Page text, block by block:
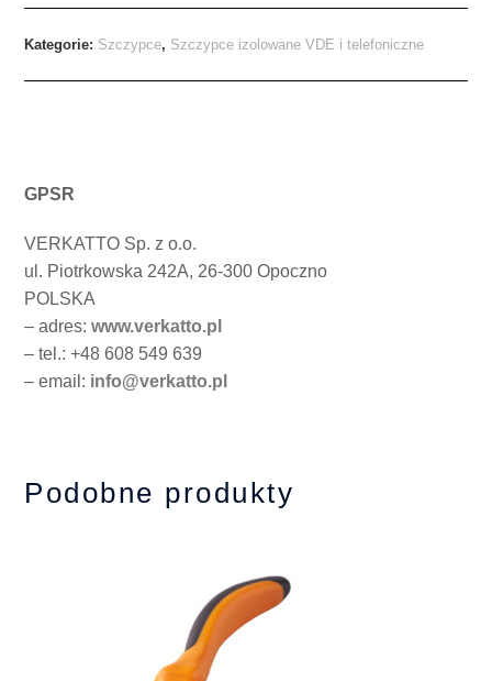
Kategorie: Szczypce, Szczypce izolowane VDE i telefoniczne
GPSR
VERKATTO Sp. z o.o.
ul. Piotrkowska 242A, 26-300 Opoczno
POLSKA
– adres:www.verkatto.pl
– tel.: +48 608 549 639
– email: info@verkatto.pl
Podobne produkty